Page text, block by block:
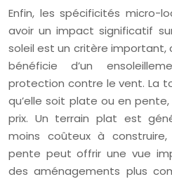
Enfin, les spécificités micro-
avoir un impact significatif
soleil est un critère important,
bénéficie d’un
protection contre le vent. La
qu’elle soit plate ou en
prix. Un terrain plat est
moins coûteux à
pente peut offrir une vue
des aménagements plus